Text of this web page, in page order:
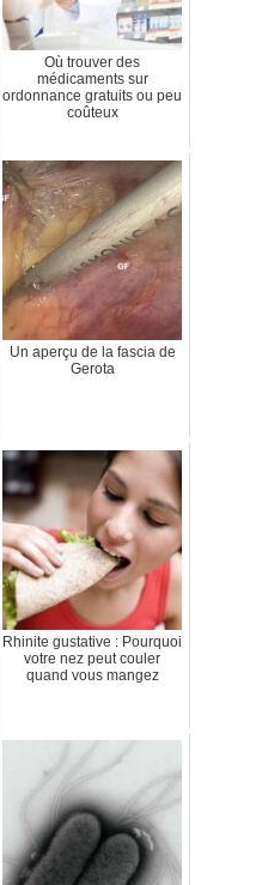
Où trouver des
médicaments sur
ordonnance gratuits ou peu
coûteux
Un aperçu de la fascia de
Gerota
Rhinite gustative : Pourquoi
votre nez peut couler
quand vous mangez